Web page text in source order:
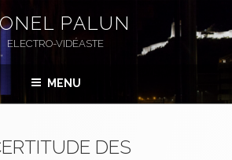
PALUN
ELECTRO-VIDÉASTE
MENU
DES